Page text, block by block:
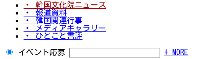
・ 韓国文化院ニュース
・ 報道資料
・ 韓国関連行事
・ メディアギャラリー
・ ひとこと書評
イベント応募 + MORE